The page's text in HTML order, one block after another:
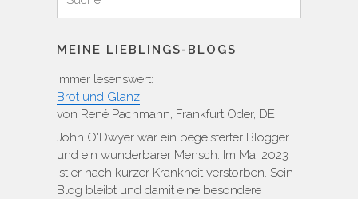
für:
MEINE LIEBLINGS-BLOGS
Immer lesenswert:
Brot und Glanz
von René Pachmann, Frankfurt Oder, DE
John O'Dwyer war ein begeisterter Blogger
und ein wunderbarer Mensch. Im Mai 2023
ist er nach kurzer Krankheit verstorben. Sein
Blog bleibt und damit eine besondere